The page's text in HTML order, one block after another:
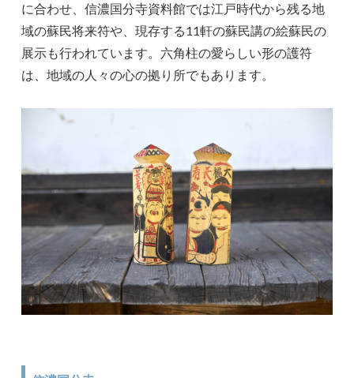
に合わせ、信濃国分寺資料館では江戸時代から残る地
域の蘇民将来符や、現存する11軒の蘇民講の絵蘇民の
展示も行われています。六角柱の愛らしい形の護符
は、地域の人々の心の拠り所でもあります。